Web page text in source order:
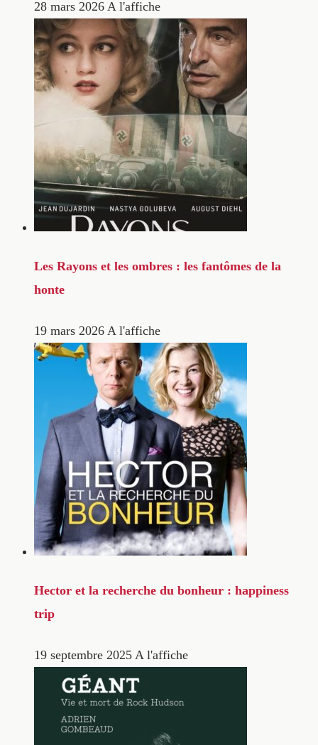
28 mars 2026 A l'affiche
Les Rayons et les ombres : les fantômes de la
honte
19 mars 2026 A l'affiche
Hector et la recherche du bonheur : happiness
trip
19 septembre 2025 A l'affiche